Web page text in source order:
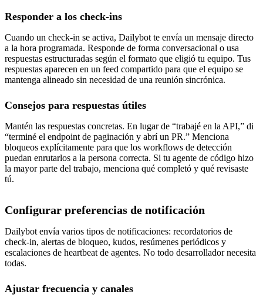
Responder a los check-ins
Cuando un check-in se activa, Dailybot te envía un mensaje directo
a la hora programada. Responde de forma conversacional o usa
respuestas estructuradas según el formato que eligió tu equipo. Tus
respuestas aparecen en un feed compartido para que el equipo se
mantenga alineado sin necesidad de una reunión sincrónica.
Consejos para respuestas útiles
Mantén las respuestas concretas. En lugar de “trabajé en la API,” di
“terminé el endpoint de paginación y abrí un PR.” Menciona
bloqueos explícitamente para que los workflows de detección
puedan enrutarlos a la persona correcta. Si tu agente de código hizo
la mayor parte del trabajo, menciona qué completó y qué revisaste
tú.
Configurar preferencias de notificación
Dailybot envía varios tipos de notificaciones: recordatorios de
check-in, alertas de bloqueo, kudos, resúmenes periódicos y
escalaciones de heartbeat de agentes. No todo desarrollador necesita
todas.
Ajustar frecuencia y canales